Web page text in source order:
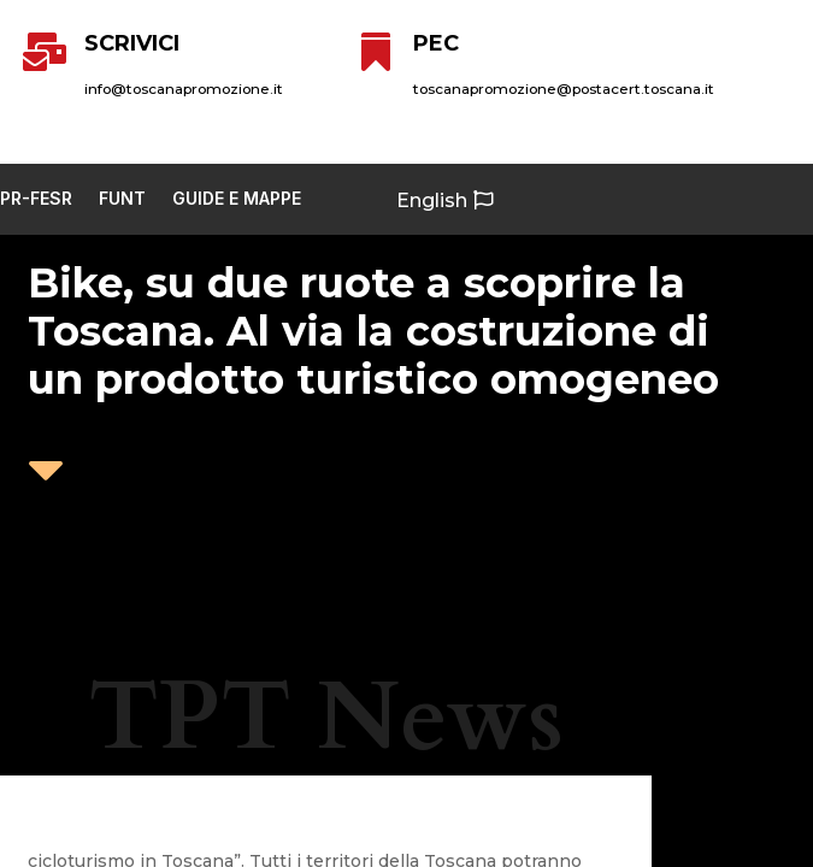
 SCRIVICI
info@toscanapromozione.it
 PEC
toscanapromozione@postacert.toscana.it
PR-FESR FUNT GUIDE E MAPPE English
TPT News
Bike, su due ruote a scoprire la
Toscana. Al via la costruzione di
un prodotto turistico omogeneo

cicloturismo in Toscana”. Tutti i territori della Toscana potranno